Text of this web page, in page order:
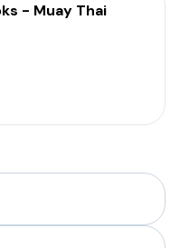
- Muay Thai